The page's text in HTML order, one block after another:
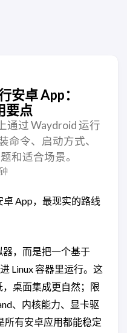
安卓 App：
要点
通过 Waydroid 运行
命令、启动方式、
和适合场景。
卓 App，最现实的路线
，而是把一个基于
Linux 容器里运行。这
桌面集成更自然；限
、内核能力、显卡驱
所有安卓应用都能稳定